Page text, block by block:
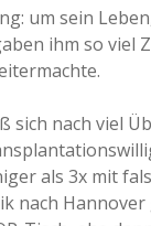
um sein
ihm so viel
sich nach viel
als 3x mit
nach